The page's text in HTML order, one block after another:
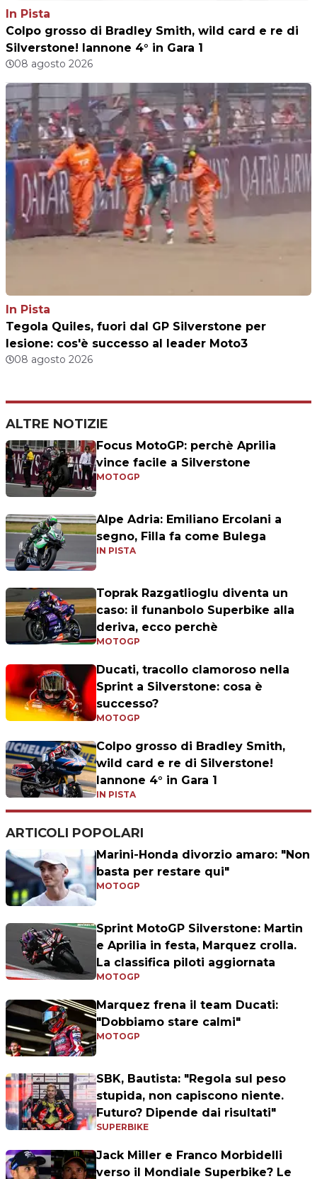
In Pista
Colpo grosso di Bradley Smith, wild card e re di
Silverstone! Iannone 4° in Gara 1
08 agosto 2026
In Pista
Tegola Quiles, fuori dal GP Silverstone per
lesione: cos'è successo al leader Moto3
08 agosto 2026
ALTRE NOTIZIE
Focus MotoGP: perchè Aprilia
vince facile a Silverstone
MOTOGP
Alpe Adria: Emiliano Ercolani a
segno, Filla fa come Bulega
IN PISTA
Toprak Razgatlioglu diventa un
caso: il funanbolo Superbike alla
deriva, ecco perchè
MOTOGP
Ducati, tracollo clamoroso nella
Sprint a Silverstone: cosa è
successo?
MOTOGP
Colpo grosso di Bradley Smith,
wild card e re di Silverstone!
Iannone 4° in Gara 1
IN PISTA
ARTICOLI POPOLARI
Marini-Honda divorzio amaro: "Non
basta per restare qui"
MOTOGP
Sprint MotoGP Silverstone: Martin
e Aprilia in festa, Marquez crolla.
La classifica piloti aggiornata
MOTOGP
Marquez frena il team Ducati:
"Dobbiamo stare calmi"
MOTOGP
SBK, Bautista: "Regola sul peso
stupida, non capiscono niente.
Futuro? Dipende dai risultati"
SUPERBIKE
Jack Miller e Franco Morbidelli
verso il Mondiale Superbike? Le